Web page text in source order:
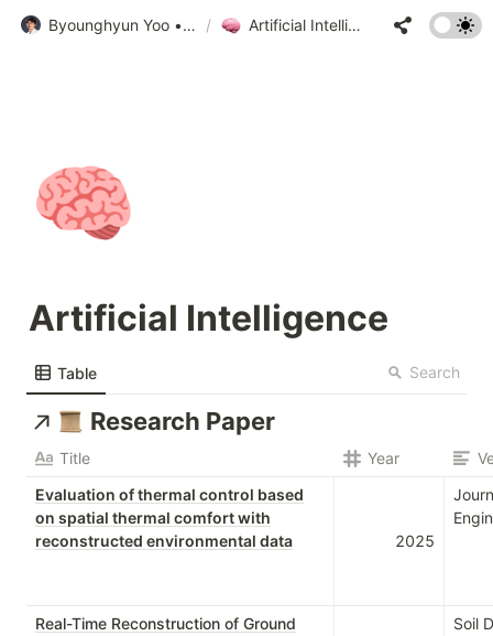
Byounghyun Yoo • 유병현 / Artificial Intelligence
🧠
Artificial Intelligence
Table Search
Research Paper
Title Year
Evaluation of thermal control based
on spatial thermal comfort with
reconstructed environmental data
2025
Real-Time Reconstruction of Ground
Soil